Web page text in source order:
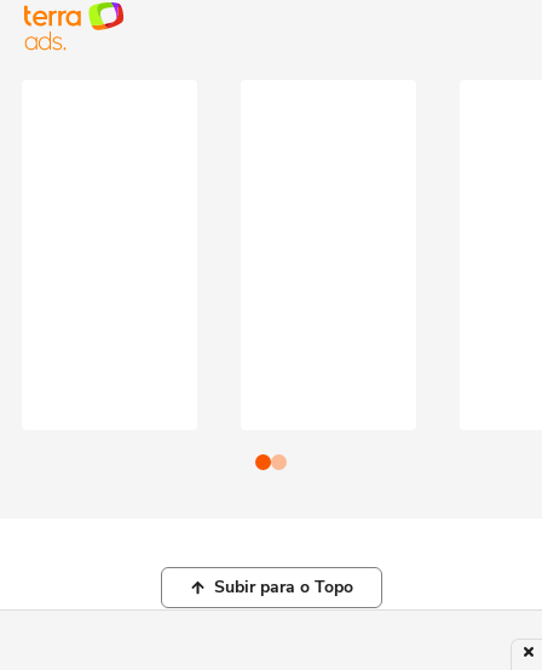
Subir para o Topo